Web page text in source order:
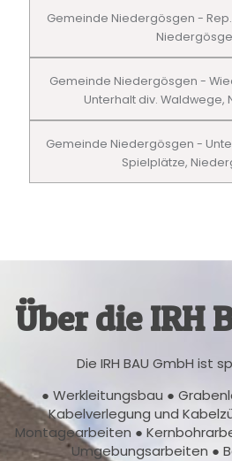
Gemeinde Niedergösgen - Rep.
Gemeinde Niedergösgen -
Unterhalt div. Waldwege,
Gemeinde Niedergösgen -
Spielplätze,
Über die IRH
Die IRH BAU GmbH ist
● Werkleitungsbau ●
Kabelverlegung und
Montagearbeiten ●
Umgebungsarbeiten ●